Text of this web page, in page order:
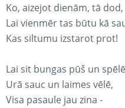
Ko, aizejot dienām, tā dod,
Lai vienmēr tas būtu kā
Kas siltumu izstarot prot!
Lai sit bungas pūš un
Urā sauc un laimes vēlē,
Visa pasaule jau zina -